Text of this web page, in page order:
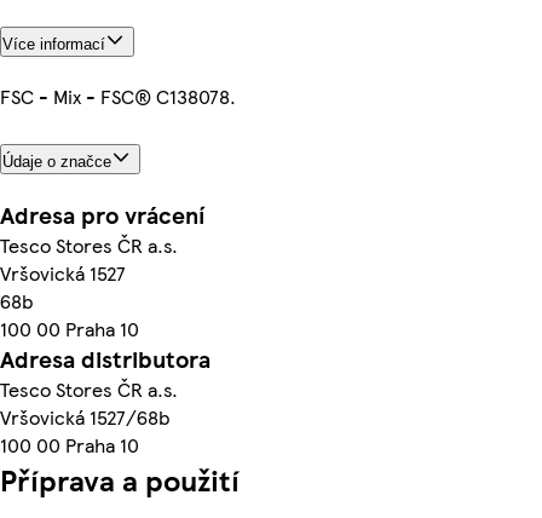
Více informací
FSC - Mix - FSC® C138078.
Údaje o značce
Adresa pro vrácení
Tesco Stores ČR a.s.
Vršovická 1527
68b
100 00 Praha 10
Adresa distributora
Tesco Stores ČR a.s.
Vršovická 1527/68b
100 00 Praha 10
Příprava a použití